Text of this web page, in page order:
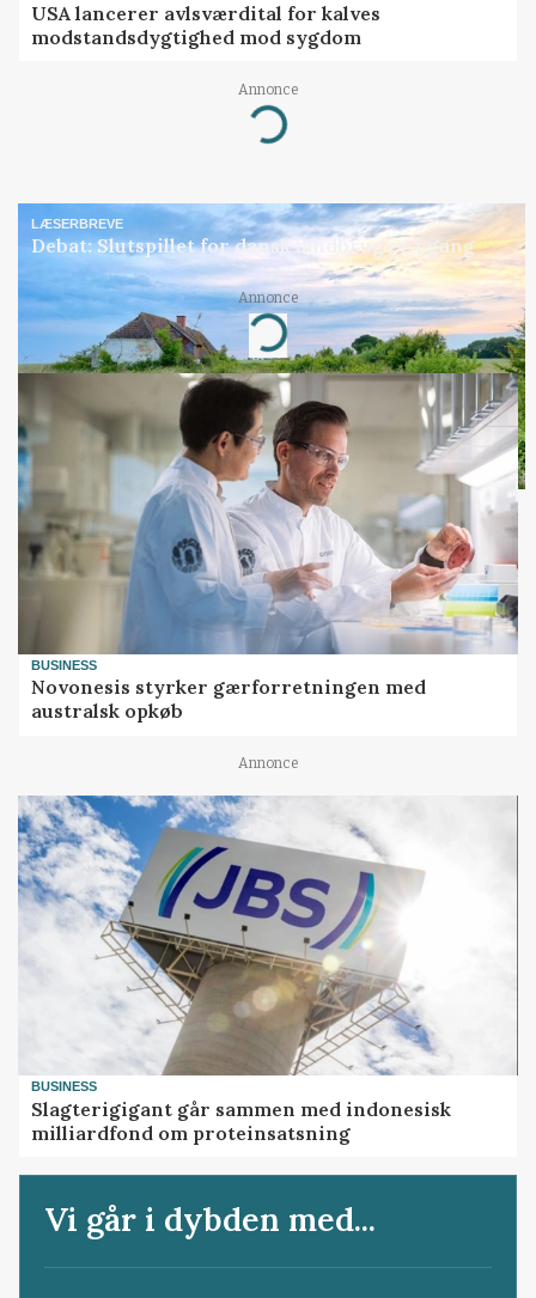
USA lancerer avlsværdital for kalves
modstandsdygtighed mod sygdom
Annonce
Loading...
LÆSERBREVE
Debat: Slutspillet for dansk landbrug er i gang
Annonce
Loading...
BUSINESS
Novonesis styrker gærforretningen med
australsk opkøb
Annonce
BUSINESS
Slagterigigant går sammen med indonesisk
milliardfond om proteinsatsning
Vi går i dybden med...